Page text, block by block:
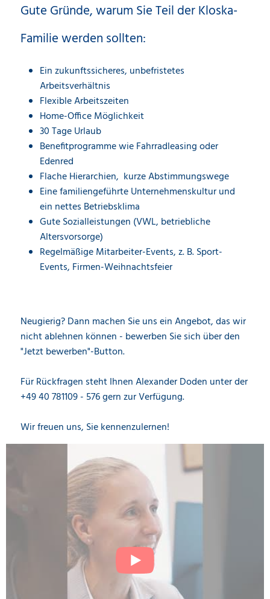
Gute Gründe, warum Sie Teil der Kloska-
Familie werden sollten:
Ein zukunftssicheres, unbefristetes
Arbeitsverhältnis
Flexible Arbeitszeiten
Home-Office Möglichkeit
30 Tage Urlaub
Benefitprogramme wie Fahrradleasing oder
Edenred
Flache Hierarchien, kurze Abstimmungswege
Eine familiengeführte Unternehmenskultur und
ein nettes Betriebsklima
Gute Sozialleistungen (VWL, betriebliche
Altersvorsorge)
Regelmäßige Mitarbeiter-Events, z. B. Sport-
Events, Firmen-Weihnachtsfeier
Neugierig? Dann machen Sie uns ein Angebot, das wir
nicht ablehnen können - bewerben Sie sich über den
"Jetzt bewerben"-Button.
Für Rückfragen steht Ihnen Alexander Doden unter der
+49 40 781109 - 576 gern zur Verfügung.
Wir freuen uns, Sie kennenzulernen!